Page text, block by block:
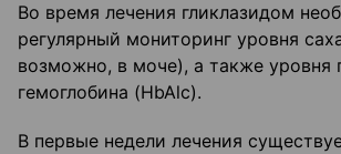
Во время лечения гликлазидом
регулярный мониторинг уровня
возможно, в моче), а также уровня
гемоглобина (HbAlc).
В первые недели лечения